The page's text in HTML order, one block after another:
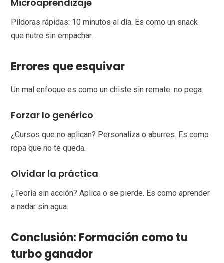
Microaprendizaje
Píldoras rápidas: 10 minutos al día. Es como un snack
que nutre sin empachar.
Errores que esquivar
Un mal enfoque es como un chiste sin remate: no pega.
Forzar lo genérico
¿Cursos que no aplican? Personaliza o aburres. Es como
ropa que no te queda.
Olvidar la práctica
¿Teoría sin acción? Aplica o se pierde. Es como aprender
a nadar sin agua.
Conclusión: Formación como tu
turbo ganador